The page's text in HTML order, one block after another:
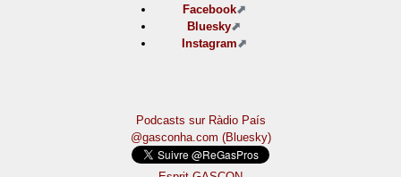
Facebook
Bluesky
Instagram
Podcasts sur Ràdio País
@gasconha.com (Bluesky)